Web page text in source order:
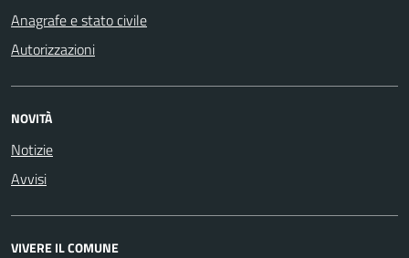
Anagrafe e stato civile
Autorizzazioni
NOVITÀ
Notizie
Avvisi
VIVERE IL COMUNE